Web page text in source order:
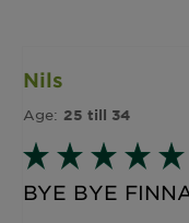
Nils
Age: 25 till 34
BYE BYE